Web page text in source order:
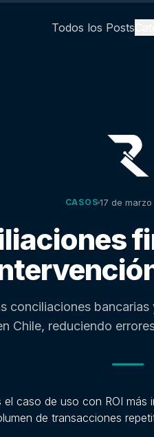
Todos los Posts
CASOS 17 de
conciliaciones
Chile, reduciendo
caso de uso con ROI
de transacciones